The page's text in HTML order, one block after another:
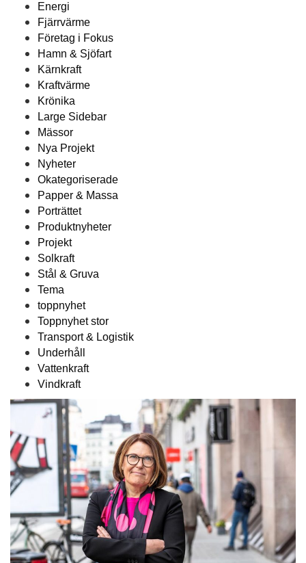
Energi
Fjärrvärme
Företag i Fokus
Hamn & Sjöfart
Kärnkraft
Kraftvärme
Krönika
Large Sidebar
Mässor
Nya Projekt
Nyheter
Okategoriserade
Papper & Massa
Porträttet
Produktnyheter
Projekt
Solkraft
Stål & Gruva
Tema
toppnyhet
Toppnyhet stor
Transport & Logistik
Underhåll
Vattenkraft
Vindkraft